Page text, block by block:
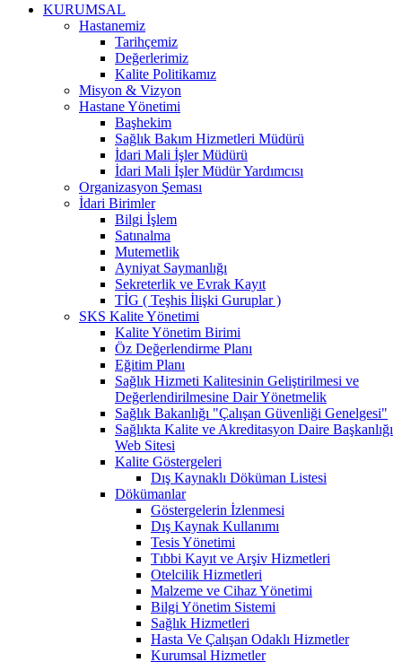
KURUMSAL
Hastanemiz
Tarihçemiz
Değerlerimiz
Kalite Politikamız
Misyon & Vizyon
Hastane Yönetimi
Başhekim
Sağlık Bakım Hizmetleri Müdürü
İdari Mali İşler Müdürü
İdari Mali İşler Müdür Yardımcısı
Organizasyon Şeması
İdari Birimler
Bilgi İşlem
Satınalma
Mutemetlik
Ayniyat Saymanlığı
Sekreterlik ve Evrak Kayıt
TİG ( Teşhis İlişki Guruplar )
SKS Kalite Yönetimi
Kalite Yönetim Birimi
Öz Değerlendirme Planı
Eğitim Planı
Sağlık Hizmeti Kalitesinin Geliştirilmesi ve
Değerlendirilmesine Dair Yönetmelik
Sağlık Bakanlığı "Çalışan Güvenliği Genelgesi"
Sağlıkta Kalite ve Akreditasyon Daire Başkanlığı
Web Sitesi
Kalite Göstergeleri
Dış Kaynaklı Döküman Listesi
Dökümanlar
Göstergelerin İzlenmesi
Dış Kaynak Kullanımı
Tesis Yönetimi
Tıbbi Kayıt ve Arşiv Hizmetleri
Otelcilik Hizmetleri
Malzeme ve Cihaz Yönetimi
Bilgi Yönetim Sistemi
Sağlık Hizmetleri
Hasta Ve Çalışan Odaklı Hizmetler
Kurumsal Hizmetler